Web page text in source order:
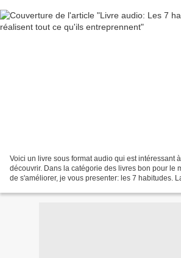
Voici un livre sous format audio qui est intéressant
découvrir. Dans la catégorie des livres bon pour le
de s'améliorer, je vous presenter: les 7 habitudes.